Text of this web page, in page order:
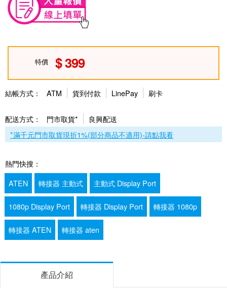
特價 399
結帳方式： ATM 貨到付款 LinePay 刷卡
配送方式： 門市取貨*
良興配送
*滿千元門市取貨現折1%(部分商品不適用)-請點我看
熱門快搜：
ATEN
轉接器 主動式 主動式 Display Port
1080p Display Port 轉接器 Display Port 轉接器 1080p
轉接器 ATEN 轉接器 aten
產品介紹